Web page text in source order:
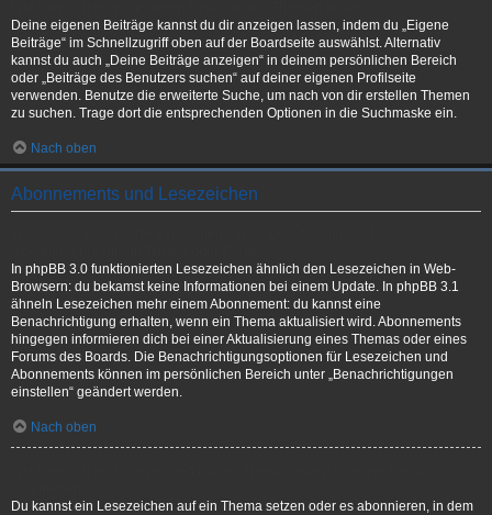
Deine eigenen Beiträge kannst du dir anzeigen lassen, indem du „Eigene
Beiträge“ im Schnellzugriff oben auf der Boardseite auswählst. Alternativ
kannst du auch „Deine Beiträge anzeigen“ in deinem persönlichen Bereich
oder „Beiträge des Benutzers suchen“ auf deiner eigenen Profilseite
verwenden. Benutze die erweiterte Suche, um nach von dir erstellen Themen
zu suchen. Trage dort die entsprechenden Optionen in die Suchmaske ein.
Nach oben
Abonnements und Lesezeichen
In phpBB 3.0 funktionierten Lesezeichen ähnlich den Lesezeichen in Web-
Browsern: du bekamst keine Informationen bei einem Update. In phpBB 3.1
ähneln Lesezeichen mehr einem Abonnement: du kannst eine
Benachrichtigung erhalten, wenn ein Thema aktualisiert wird. Abonnements
hingegen informieren dich bei einer Aktualisierung eines Themas oder eines
Forums des Boards. Die Benachrichtigungsoptionen für Lesezeichen und
Abonnements können im persönlichen Bereich unter „Benachrichtigungen
einstellen“ geändert werden.
Nach oben
Du kannst ein Lesezeichen auf ein Thema setzen oder es abonnieren, in dem